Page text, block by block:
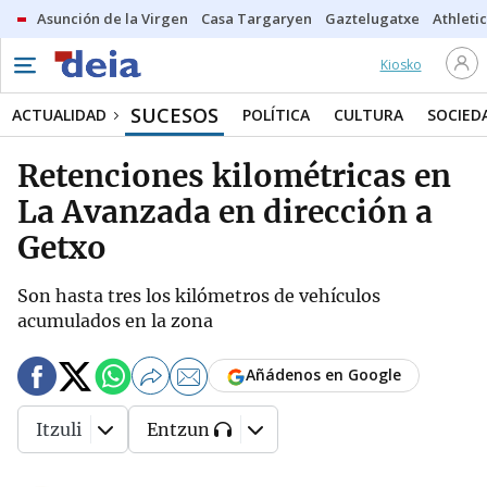
Asunción de la Virgen Casa Targaryen Gaztelugatxe Athletic
Kiosko
ACTUALIDAD SUCESOS POLÍTICA CULTURA
Retenciones kilométricas en
La Avanzada en dirección a
Getxo
Son hasta tres los kilómetros de vehículos
acumulados en la zona
Añádenos en Google
Itzuli Entzun